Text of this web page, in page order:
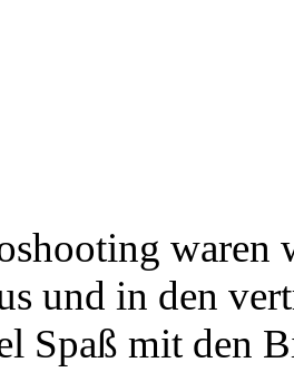
waren
und in den
Spaß mit den